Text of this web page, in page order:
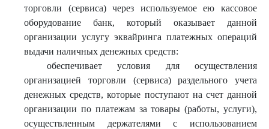
торговли (сервиса) через используемое ею кассовое
оборудование банк, который оказывает данной
организации услугу эквайринга платежных операций
выдачи наличных денежных средств:
обеспечивает условия для осуществления
организацией торговли (сервиса) раздельного учета
денежных средств, которые поступают на счет данной
организации по платежам за товары (работы, услуги),
осуществленным держателями с использованием